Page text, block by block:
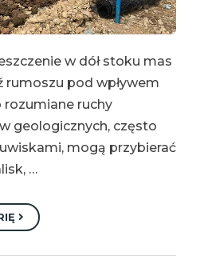
w dół stoku mas
rumoszu pod wpływem
rozumiane ruchy
geologicznych, często
mogą przybierać
…